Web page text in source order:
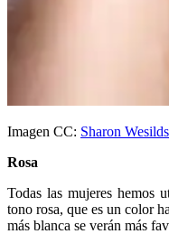
Imagen CC: Sharon Wesilds
Rosa
Todas las mujeres hemos
tono rosa, que es un color
más blanca se verán más